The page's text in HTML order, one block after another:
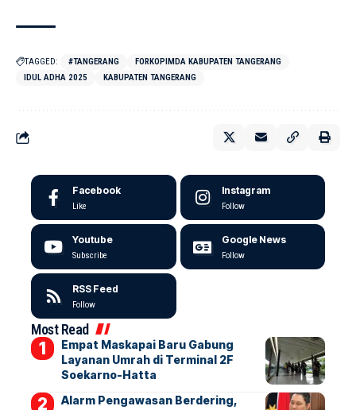
TAGGED: #TANGERANG
FORKOPIMDA KABUPATEN TANGERANG
IDUL ADHA 2025
KABUPATEN TANGERANG
Facebook
Like
Instagram
Follow
Youtube
Subscribe
Google News
Follow
RSS Feed
Follow
Most Read
Empat Maskapai Baru Gabung
Layanan Umrah di Terminal 2F
Soekarno-Hatta
Alarm Pengawasan Berdering,